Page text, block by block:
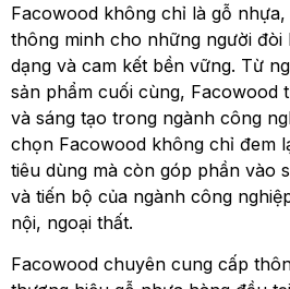
Facowood không chỉ là gỗ
thông minh cho những người đòi
dạng và cam kết bền vững. Từ
sản phẩm cuối cùng, Facowood
và sáng tạo trong ngành công
chọn Facowood không chỉ đem
tiêu dùng mà còn góp phần vào
và tiến bộ của ngành công
nội, ngoại thất.
Facowood chuyên cung cấp